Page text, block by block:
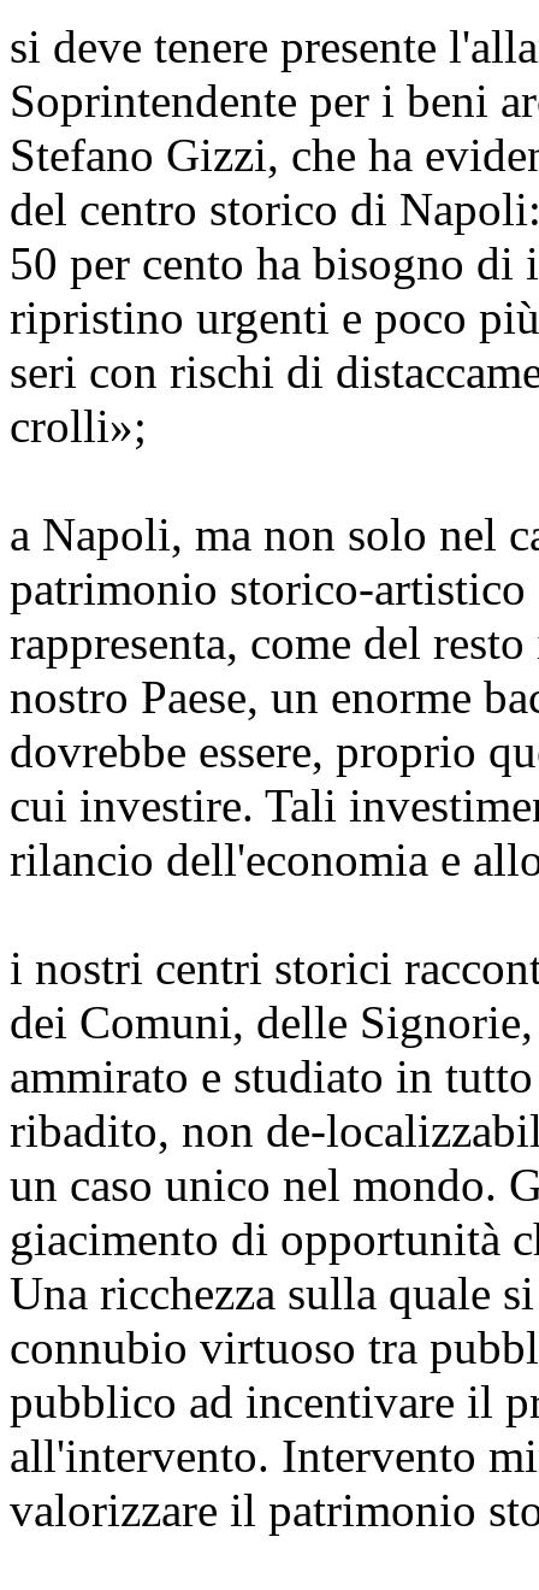
si deve tenere presente
Soprintendente per i beni
Stefano Gizzi, che ha
del centro storico di
50 per cento ha bisogno
ripristino urgenti e poco
seri con rischi di
crolli»;
a Napoli, ma non solo nel
patrimonio storico-artistico
rappresenta, come del
nostro Paese, un enorme
dovrebbe essere, proprio
cui investire. Tali
rilancio dell'economia e
i nostri centri storici
dei Comuni, delle
ammirato e studiato in
ribadito, non de-
un caso unico nel mondo.
giacimento di opportunità
Una ricchezza sulla quale
connubio virtuoso tra
pubblico ad incentivare il
all'intervento. Intervento
valorizzare il patrimonio